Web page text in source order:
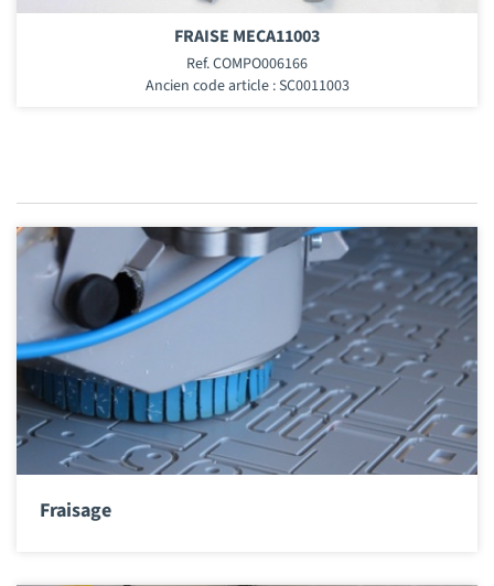
FRAISE MECA11003
Ref. COMPO006166
Ancien code article : SC0011003
Fraisage